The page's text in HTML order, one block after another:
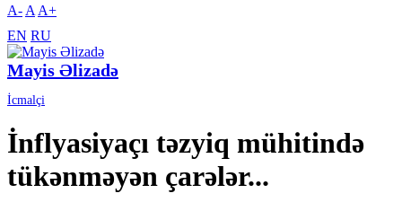
A- A A+
EN RU
Mayis Əlizadə
İcmalçi
İnflyasiyaçı təzyiq mühitində
tükənməyən çarələr...